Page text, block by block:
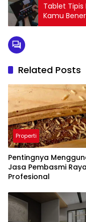
Tablet
Kamu
Related Posts
Properti
Pentingnya
Jasa Pembasmi
Profesional